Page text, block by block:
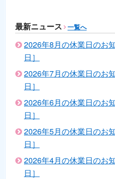
最新ニュース 一覧へ
2026年8月の休業日のお
日］
2026年7月の休業日のお
日］
2026年6月の休業日のお
日］
2026年5月の休業日のお
日］
2026年4月の休業日のお
日］